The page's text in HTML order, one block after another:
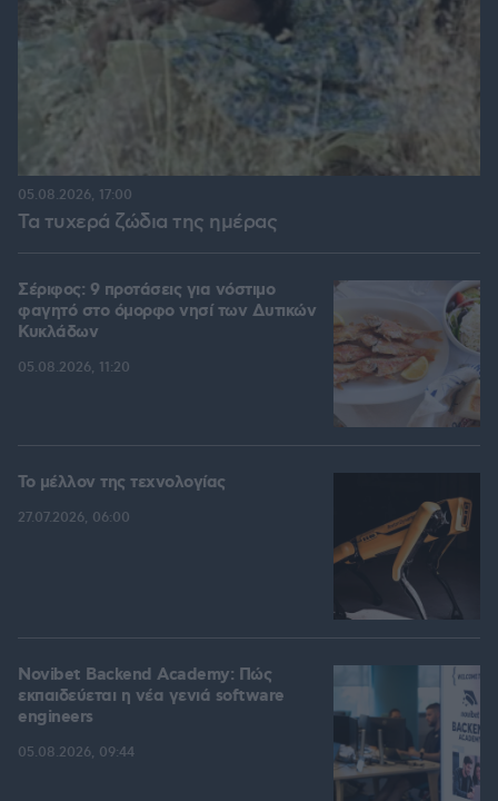
Τα τυχερά ζώδια της ημέρας
05.08.2026, 17:00
Σέριφος: 9 προτάσεις για νόστιμο
φαγητό στο όμορφο νησί των Δυτικών
Κυκλάδων
05.08.2026, 11:20
Το μέλλον της τεχνολογίας
27.07.2026, 06:00
Novibet Backend Academy: Πώς
εκπαιδεύεται η νέα γενιά software
engineers
05.08.2026, 09:44